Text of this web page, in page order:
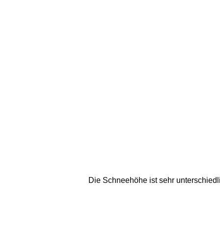
Die Schneehöhe ist sehr